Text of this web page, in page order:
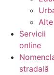
Servicii
online
stradală